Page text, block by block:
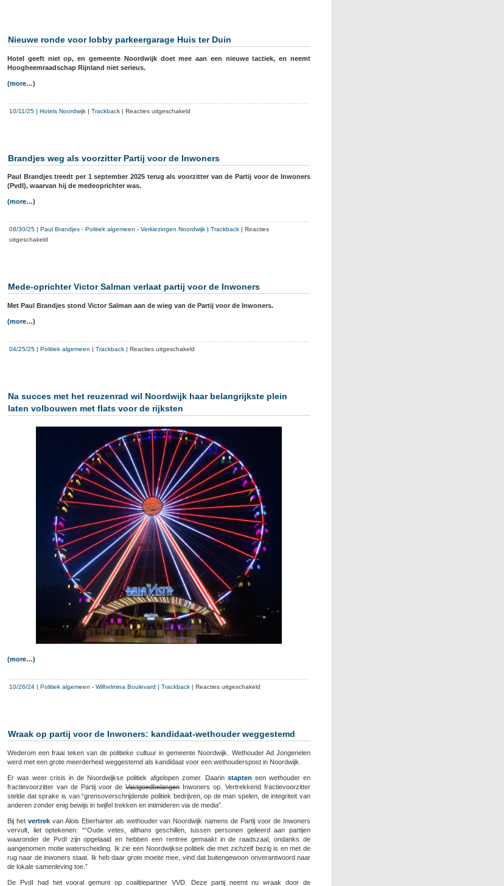
Brandjes
koestert
Nieuwe ronde voor lobby parkeergarage Huis ter Duin
Hotel geeft niet op, en gemeente Noordwijk doet mee aan een nieuwe tactiek, en neemt
Hoogheemraadschap Rijnland niet serieus.
(more…)
10/11/25 | Hotels Noordwijk | Trackback | Reacties uitgeschakeld
parkeergarage
Brandjes weg als voorzitter Partij voor de Inwoners
Paul Brandjes treedt per 1 september 2025 terug als voorzitter van de Partij voor de Inwoners
(PvdI), waarvan hij de medeoprichter was.
(more…)
08/30/25 | Paul Brandjes - Politiek algemeen - Verkiezingen Noordwijk | Trackback | Reacties
uitgeschakeld
Partij
Mede-oprichter Victor Salman verlaat partij voor de Inwoners
Met Paul Brandjes stond Victor Salman aan de wieg van de Partij voor de Inwoners.
(more…)
04/25/25 | Politiek algemeen | Trackback | Reacties uitgeschakeld
verlaat
de
Inwoners
Na succes met het reuzenrad wil Noordwijk haar belangrijkste plein
laten volbouwen met flats voor de rijksten
(more…)
10/26/24 | Politiek algemeen - Wilhelmina Boulevard | Trackback | Reacties uitgeschakeld
reuzenrad
Noordwijk
belangrijkste
plein
laten
met
flats
voor
de
rijksten
Wraak op partij voor de Inwoners: kandidaat-wethouder weggestemd
Wederom een fraai teken van de politieke cultuur in gemeente Noordwijk. Wethouder Ad Jongenelen
werd met een grote meerderheid weggestemd als kandidaat voor een wethouderspost in Noordwijk.
Er was weer crisis in de Noordwijkse politiek afgelopen zomer. Daarin stapten een wethouder en
fractievoorzitter van de Partij voor de Vastgoedbelangen Inwoners op. Vertrekkend fractievoorzitter
stelde dat sprake is van “grensoverschrijdende politiek bedrijven, op de man spelen, de integriteit van
anderen zonder enig bewijs in twijfel trekken en intimideren via de media”.
Bij het vertrekvan Alois Eberharter als wethouder van Noordwijk namens de Partij voor de Inwoners
vervult, liet optekenen: ““Oude vetes, althans geschillen, tussen personen gelieerd aan partijen
waaronder de PvdI zijn opgelaaid en hebben een rentree gemaakt in de raadszaal, ondanks de
aangenomen motie waterscheiding. Ik zie een Noordwijkse politiek die met zichzelf bezig is en met de
rug naar de inwoners staat. Ik heb daar grote moeite mee, vind dat buitengewoon onverantwoord naar
de lokale samenleving toe.”
De PvdI had het vooral gemunt op coalitiepartner VVD. Deze partij neemt nu wraak door de